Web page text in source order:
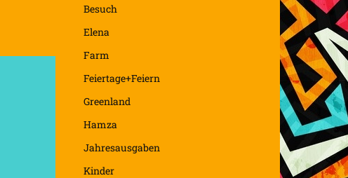
Besuch
Elena
Farm
Feiertage+Feiern
Greenland
Hamza
Jahresausgaben
Kinder